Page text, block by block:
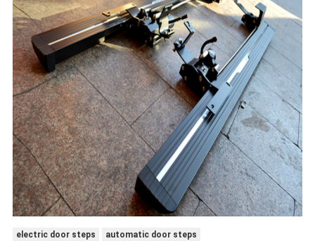
electric door steps automatic door steps